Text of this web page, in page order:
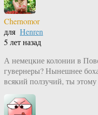
Chernomor
для Henren
5 лет назад
А немецкие колонии в
гувернеры? Нынешнее
всякий ползучий, ты